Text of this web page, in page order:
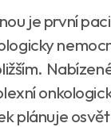
je první
plánuje